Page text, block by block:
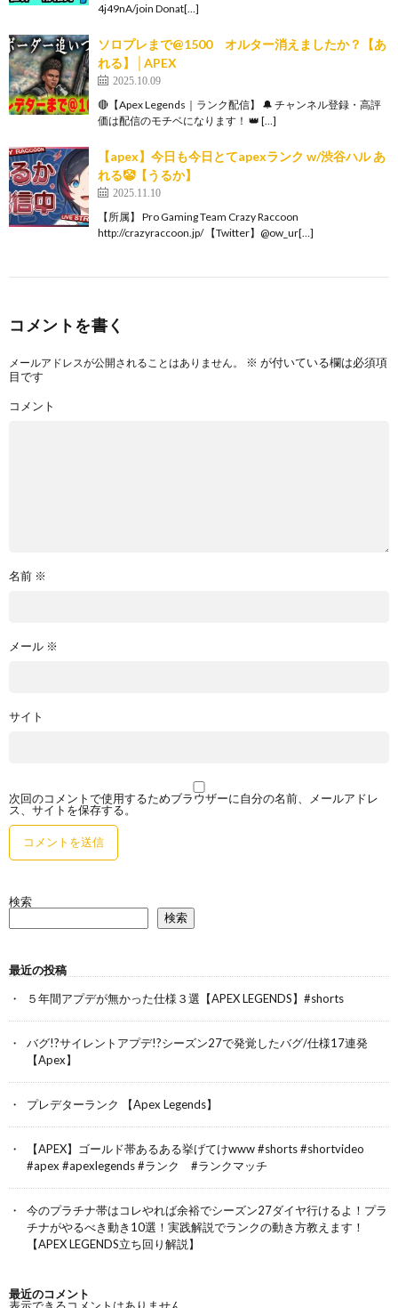
4j49nA/join Donat[…]
ソロプレまで@1500 オルター消えましたか？【あ
れる】│APEX
2025.10.09
🔴【Apex Legends｜ランク配信】 🔔 チャンネル登録・高評
価は配信のモチベになります！ 👑 […]
【apex】今日も今日とてapexランク w/渋谷ハル あ
れる🤡【うるか】
2025.11.10
【所属】 Pro Gaming Team Crazy Raccoon
http://crazyraccoon.jp/​ 【Twitter】@ow_ur[…]
コメントを書く
メールアドレスが公開されることはありません。 ※ が付いている欄は必須項
目です
コメント
名前 ※
メール ※
サイト
次回のコメントで使用するためブラウザーに自分の名前、メールアドレ
ス、サイトを保存する。
検索
検索
最近の投稿
５年間アプデが無かった仕様３選【APEX LEGENDS】#shorts
バグ!?サイレントアプデ!?シーズン27で発覚したバグ/仕様17連発
【Apex】
プレデターランク 【Apex Legends】
【APEX】ゴールド帯あるある挙げてけwww #shorts #shortvideo
#apex #apexlegends #ランク #ランクマッチ
今のプラチナ帯はコレやれば余裕でシーズン27ダイヤ行けるよ！プラ
チナがやるべき動き10選！実践解説でランクの動き方教えます！
【APEX LEGENDS立ち回り解説】
最近のコメント
表示できるコメントはありません。